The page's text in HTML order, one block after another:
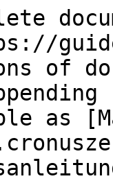
of
as